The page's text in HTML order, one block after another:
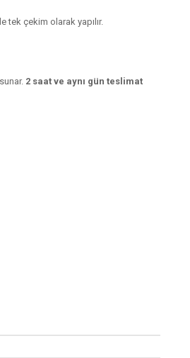
tek çekim olarak yapılır.
2 saat ve aynı gün teslimat